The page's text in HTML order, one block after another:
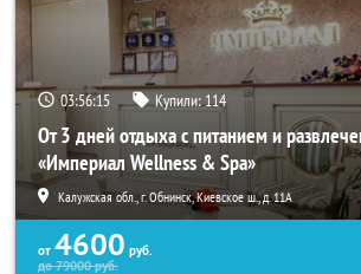
03:56:14 Купили:114
От 3 дней отдыха с питанием и
«Империал Wellness & Spa»
Калужская обл., г. Обнинск, Киевское ш., д. 11А
от 4600 руб.
до79000руб.